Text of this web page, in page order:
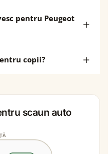
pentru Peugeot
copii?
scaun auto